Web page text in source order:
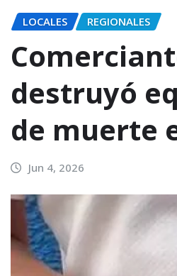
LOCALES REGIONALES
destruyó
de muerte
Jun 4, 2026